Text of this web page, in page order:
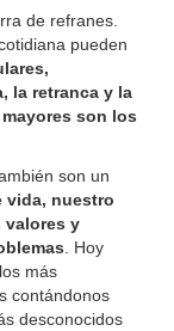
de refranes.
pueden
la retranca y la
son los
son un
vida, nuestro
valores y
. Hoy
más
contándonos
desconocidos